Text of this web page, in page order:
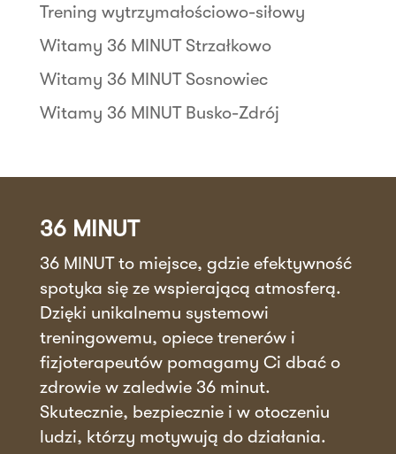
Trening wytrzymałościowo-siłowy
Witamy 36 MINUT Strzałkowo
Witamy 36 MINUT Sosnowiec
Witamy 36 MINUT Busko-Zdrój
36 MINUT
36 MINUT to miejsce, gdzie efektywność
spotyka się ze wspierającą atmosferą.
Dzięki unikalnemu systemowi
treningowemu, opiece trenerów i
fizjoterapeutów pomagamy Ci dbać o
zdrowie w zaledwie 36 minut.
Skutecznie, bezpiecznie i w otoczeniu
ludzi, którzy motywują do działania.